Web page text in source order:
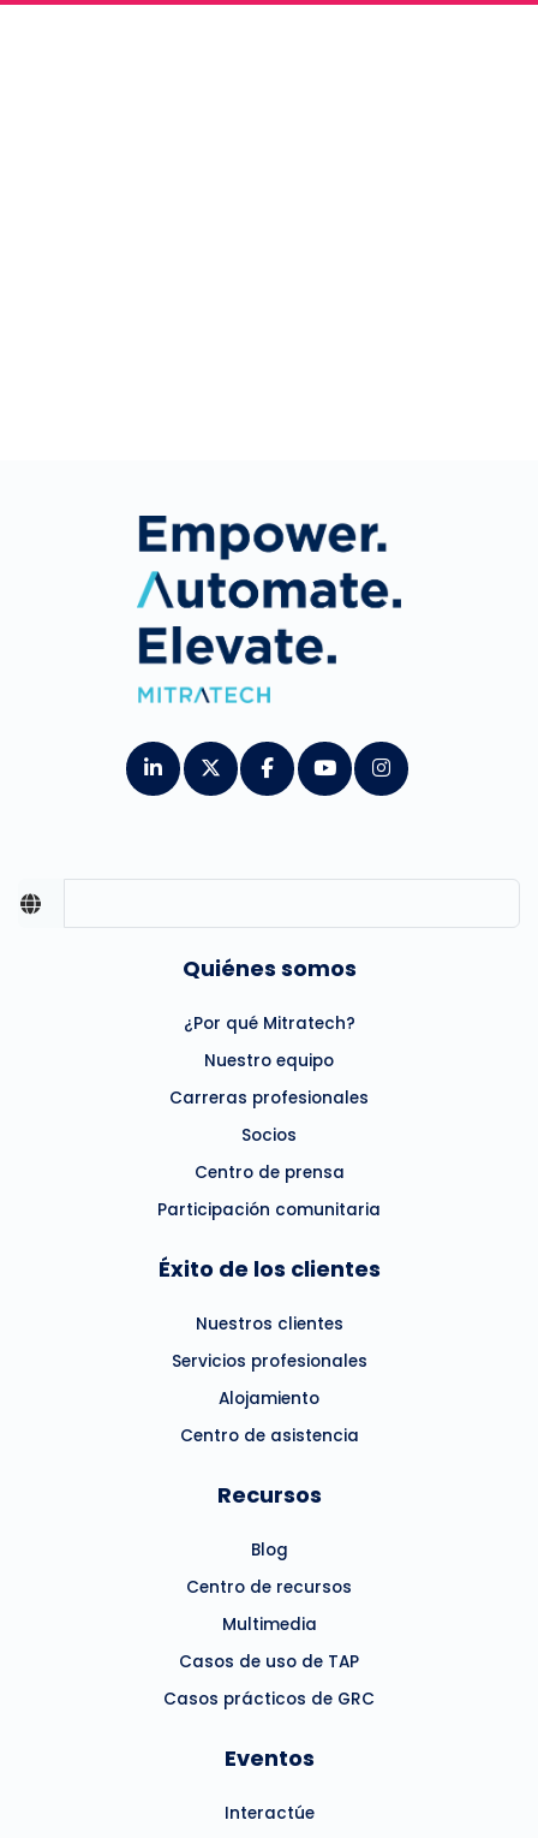
Quiénes somos
¿Por qué Mitratech?
Nuestro equipo
Carreras profesionales
Socios
Centro de prensa
Participación comunitaria
Éxito de los clientes
Nuestros clientes
Servicios profesionales
Alojamiento
Centro de asistencia
Recursos
Blog
Centro de recursos
Multimedia
Casos de uso de TAP
Casos prácticos de GRC
Eventos
Interactúe